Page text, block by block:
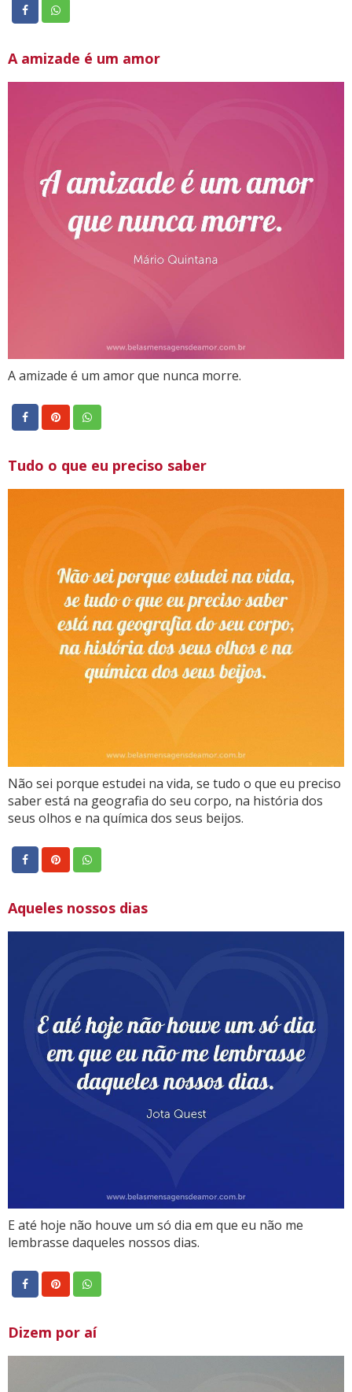
A amizade é um amor
A amizade é um amor que nunca morre.
Tudo o que eu preciso saber
Não sei porque estudei na vida, se tudo o que eu preciso
saber está na geografia do seu corpo, na história dos
seus olhos e na química dos seus beijos.
Aqueles nossos dias
E até hoje não houve um só dia em que eu não me
lembrasse daqueles nossos dias.
Dizem por aí